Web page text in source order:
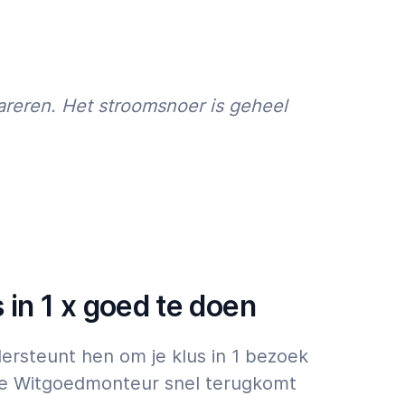
Het stroomsnoer is geheel
1 x goed te doen
hen om je klus in 1 bezoek
Witgoedmonteur snel terugkomt